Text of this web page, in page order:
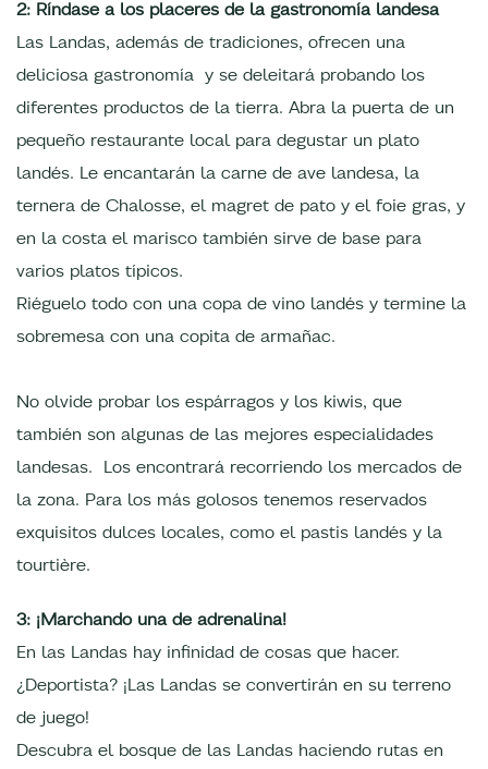
2: Ríndase a los placeres de la gastronomía landesa
Las Landas, además de tradiciones, ofrecen una
deliciosa gastronomía y se deleitará probando los
diferentes productos de la tierra. Abra la puerta de un
pequeño restaurante local para degustar un plato
landés. Le encantarán la carne de ave landesa, la
ternera de Chalosse, el magret de pato y el foie gras, y
en la costa el marisco también sirve de base para
varios platos típicos.
Riéguelo todo con una copa de vino landés y termine la
sobremesa con una copita de armañac.
No olvide probar los espárragos y los kiwis, que
también son algunas de las mejores especialidades
landesas. Los encontrará recorriendo los mercados de
la zona. Para los más golosos tenemos reservados
exquisitos dulces locales, como el pastis landés y la
tourtière.
3: ¡Marchando una de adrenalina!
En las Landas hay infinidad de cosas que hacer.
¿Deportista? ¡Las Landas se convertirán en su terreno
de juego!
Descubra el bosque de las Landas haciendo rutas en